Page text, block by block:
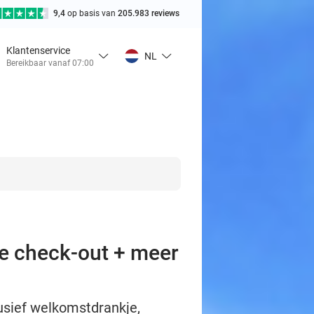
9,4 op basis van 205.983 reviews
Klantenservice
Bereikbaar vanaf 07:00
NL
check-out + meer
welkomstdrankje,